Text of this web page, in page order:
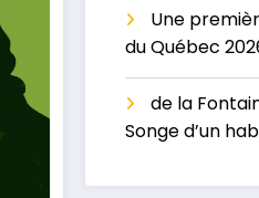
Une
du Québec
de la
Songe d’un